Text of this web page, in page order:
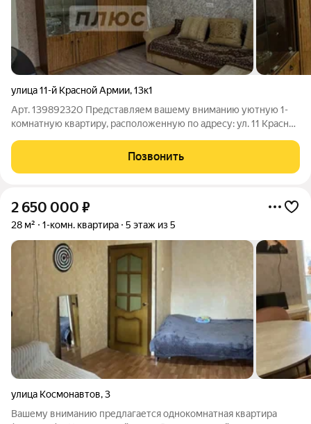
улица 11-й Красной Армии,13к1
Арт. 139892320 Представляем вашему вниманию уютную 1-
комнатную квартиру, расположенную по адресу: ул. 11 Красной
этажного кирпичного дома, общей площадью 23 кв.м., станет
отличным стартом
Позвонить
2 650 000 ₽
28 м² 1-комн. квартира 5 этаж из 5
улица Космонавтов,3
Вашему вниманию предлагается однокомнатная квартира